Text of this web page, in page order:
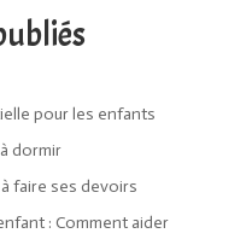
pour les enfants
dormir
faire ses devoirs
: Comment aider